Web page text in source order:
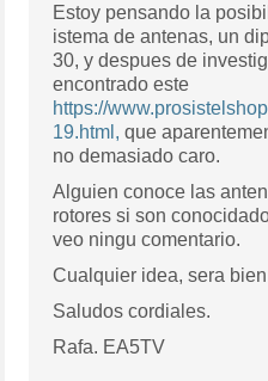
Estoy pensando la
istema de antenas, un
30, y despues de
encontrado este
https://
19.html, que aparentemente esta bastante bien y
no demasiado caro.
Alguien conoce las
rotores si son
veo ningu comentario.
Cualquier idea, sera
Saludos cordiales.
Rafa. EA5TV